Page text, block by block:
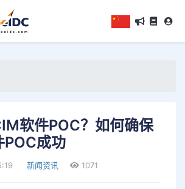
软件POC？如何确保
成功
新闻资讯 1071